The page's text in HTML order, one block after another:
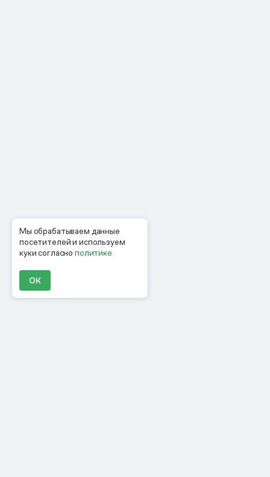
Мы обрабатываем данные
посетителей и используем
куки согласнополитике
ОК